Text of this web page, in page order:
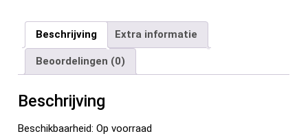
ce
b
o
o
k
tt
er
ail er
es
t
d
di
t
ke
dI
n
e
n
Beschrijving Extra informatie
Beoordelingen (0)
Beschrijving
Beschikbaarheid: Op voorraad